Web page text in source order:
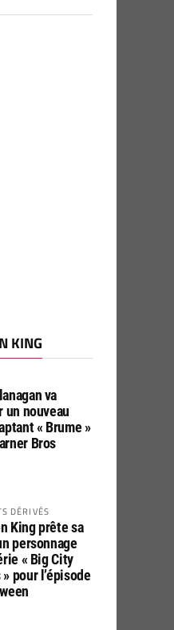
KING
va
un nouveau
« Brume »
Bros
DÉRIVÉS
King prête sa
personnage
« Big City
pour l’épisode